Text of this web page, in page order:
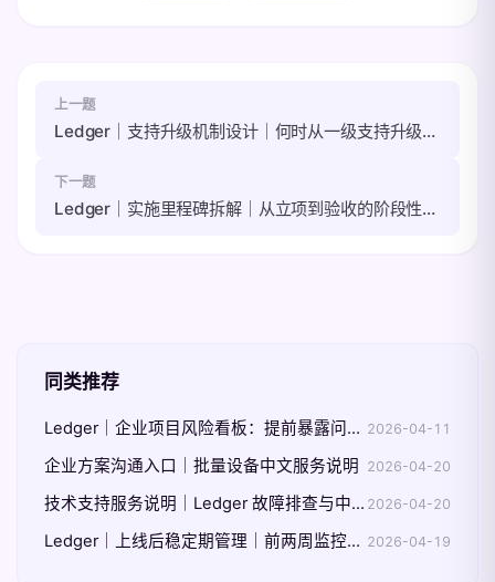
上一题
Ledger｜支持升级机制设计｜何时从一级支持升级到专家支持
下一题
Ledger｜实施里程碑拆解｜从立项到验收的阶段性产出
同类推荐
Ledger｜企业项目风险看板：提前暴露问题而不是事后解释 2026-04-11
企业方案沟通入口｜批量设备中文服务说明 2026-04-20
技术支持服务说明｜Ledger 故障排查与中文沟通范围 2026-04-20
Ledger｜上线后稳定期管理｜前两周监控与调整重点 2026-04-19